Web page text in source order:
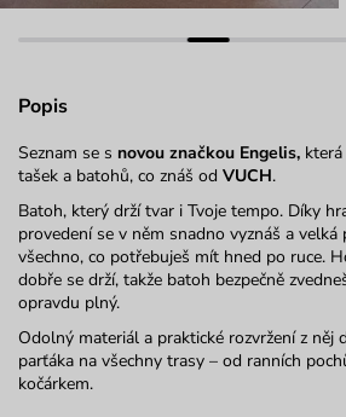
Popis
Seznam se s novou značkou Engelis,
tašek a batohů, co znáš od VUCH.
Batoh, který drží tvar i Tvoje tempo. Díky
provedení se v něm snadno vyznáš a
všechno, co potřebuješ mít hned po ruce.
dobře se drží, takže batoh bezpečně
opravdu plný.
Odolný materiál a praktické rozvržení z něj
parťáka na všechny trasy – od ranních
kočárkem.